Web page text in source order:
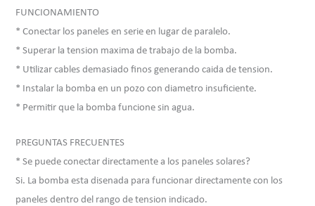
FUNCIONAMIENTO
* Conectar los paneles en serie en lugar de paralelo.
* Superar la tension maxima de trabajo de la bomba.
* Utilizar cables demasiado finos generando caida de tension.
* Instalar la bomba en un pozo con diametro insuficiente.
* Permitir que la bomba funcione sin agua.
PREGUNTAS FRECUENTES
* Se puede conectar directamente a los paneles solares?
Si. La bomba esta disenada para funcionar directamente con los
paneles dentro del rango de tension indicado.